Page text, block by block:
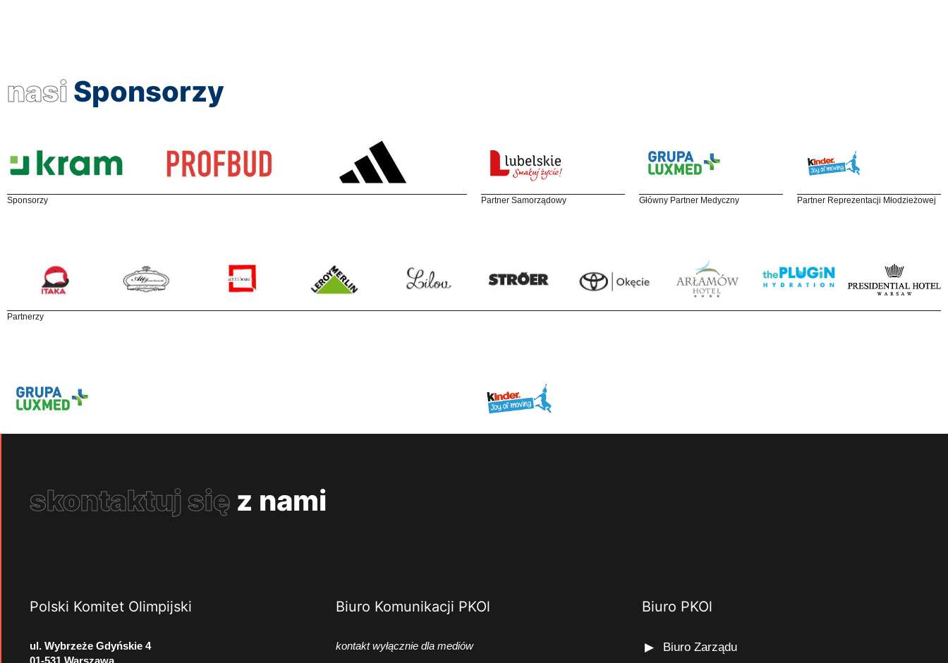
nasi Sponsorzy
Sponsorzy Partner Samorządowy Główny Partner Medyczny Partner Reprezentacji Młodzieżowej
Partnerzy
skontaktuj się z nami
Polski Komitet Olimpijski
ul. Wybrzeże Gdyńskie 4
Biuro Komunikacji PKOl
kontakt wyłącznie dla mediów
Biuro PKOl
Biuro Zarządu